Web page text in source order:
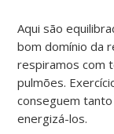
Aqui são
bom domínio da
respiramos com
pulmões.
conseguem
energizá-los.